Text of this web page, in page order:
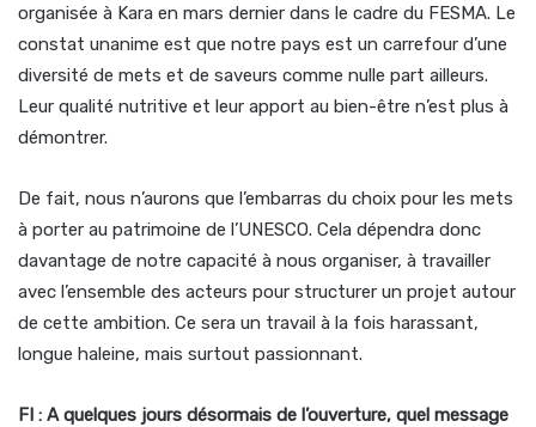
organisée à Kara en mars dernier dans le cadre du FESMA. Le
constat unanime est que notre pays est un carrefour d’une
diversité de mets et de saveurs comme nulle part ailleurs.
Leur qualité nutritive et leur apport au bien-être n’est plus à
démontrer.
De fait, nous n’aurons que l’embarras du choix pour les mets
à porter au patrimoine de l’UNESCO. Cela dépendra donc
davantage de notre capacité à nous organiser, à travailler
avec l’ensemble des acteurs pour structurer un projet autour
de cette ambition. Ce sera un travail à la fois harassant,
longue haleine, mais surtout passionnant.
FI : A quelques jours désormais de l’ouverture, quel message